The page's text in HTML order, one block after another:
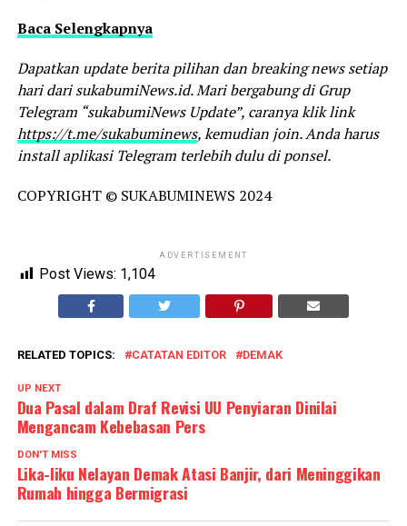
Baca Selengkapnya
Dapatkan update berita pilihan dan breaking news setiap
hari dari sukabumiNews.id. Mari bergabung di Grup
Telegram “sukabumiNews Update”, caranya klik link
https://t.me/sukabuminews, kemudian join. Anda harus
install aplikasi Telegram terlebih dulu di ponsel.
COPYRIGHT © SUKABUMINEWS 2024
ADVERTISEMENT
Post Views: 1,104
RELATED TOPICS: CATATAN EDITOR DEMAK
UP NEXT
Dua Pasal dalam Draf Revisi UU Penyiaran Dinilai
Mengancam Kebebasan Pers
DON'T MISS
Lika-liku Nelayan Demak Atasi Banjir, dari Meninggikan
Rumah hingga Bermigrasi